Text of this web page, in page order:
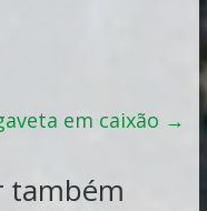
em caixão →
também